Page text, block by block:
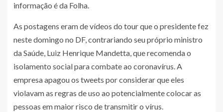
informação é da Folha.
As postagens eram de vídeos do tour que o presidente fez
neste domingo no DF, contrariando seu próprio ministro
da Saúde, Luiz Henrique Mandetta, que recomenda o
isolamento social para combate ao coronavírus. A
empresa apagou os tweets por considerar que eles
violavam as regras de uso ao potencialmente colocar as
pessoas em maior risco de transmitir o vírus.